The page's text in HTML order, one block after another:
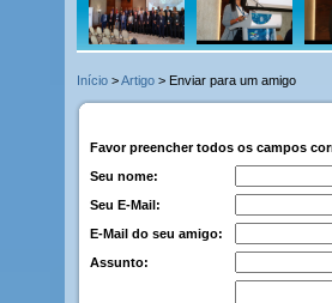
Início >Artigo > Enviar para um amigo
Favor preencher todos os campos
Seu nome:
Seu E-Mail:
E-Mail do seu amigo:
Assunto: